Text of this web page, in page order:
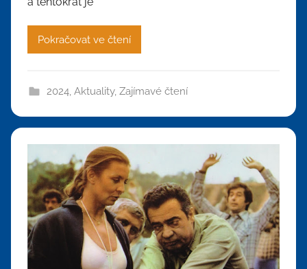
Pokračovat ve čtení
2024, Aktuality, Zajímavé čtení